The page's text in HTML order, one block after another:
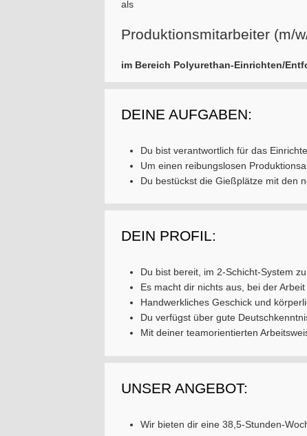
als
Produktionsmitarbeiter (m/
im Bereich Polyurethan-Einrichten/
DEINE AUFGABEN:
Du bist verantwortlich für das
Um einen reibungslosen
Du bestückst die Gießplätze mit den
DEIN PROFIL:
Du bist bereit, im 2-Schicht-System
Es macht dir nichts aus, bei der
Handwerkliches Geschick und
Du verfügst über gute
Mit deiner teamorientierten
UNSER ANGEBOT:
Wir bieten dir eine 38,5-Stunden-